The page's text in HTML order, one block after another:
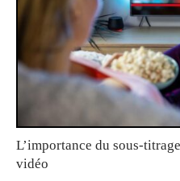
L’importance du sous-
vidéo